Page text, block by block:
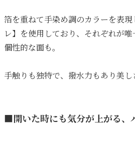
箔を重ねて手染め調のカラーを表現
レ】を使用しており、それぞれが
個性的な面も。
手触りも独特で、撥水力もあり美し
■開いた時にも気分が上がる、